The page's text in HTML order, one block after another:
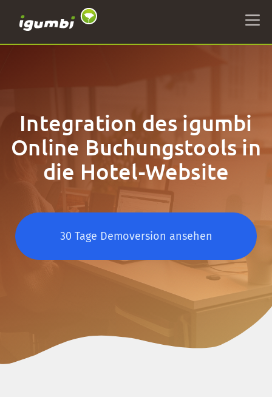
Integration des igumbi
Online Buchungstools in
die Hotel-Website
30 Tage Demoversion ansehen